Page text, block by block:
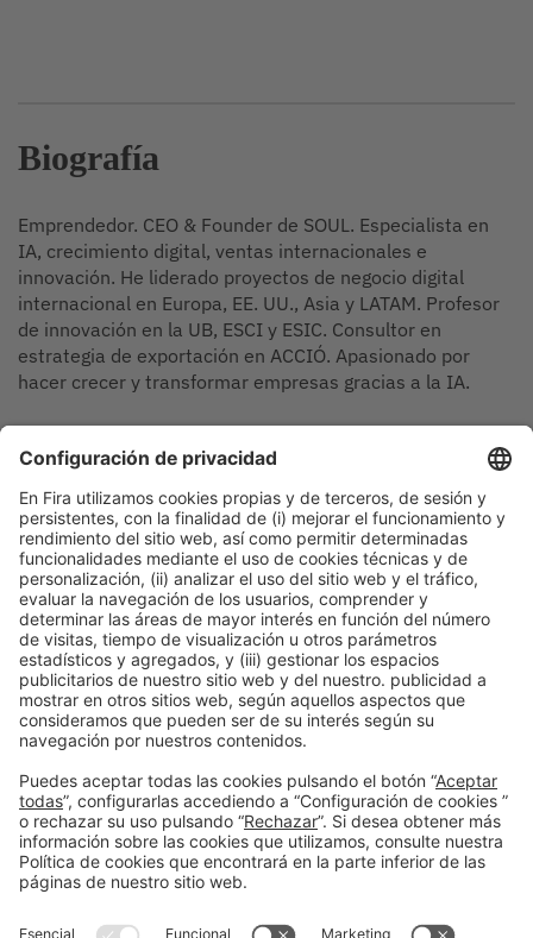
Biografía
Emprendedor. CEO & Founder de SOUL. Especialista en
IA, crecimiento digital, ventas internacionales e
innovación. He liderado proyectos de negocio digital
internacional en Europa, EE. UU., Asia y LATAM. Profesor
de innovación en la UB, ESCI y ESIC. Consultor en
estrategia de exportación en ACCIÓ. Apasionado por
hacer crecer y transformar empresas gracias a la IA.
Sesiones
16:30h
CONFERENCIA | BIZBARCELONA 2025 ESTRATEGIA
Internacionalización
inteligente: IA, omnicanalidad y
crecimiento global
#Innovación y nuevos modelos de negocio
Jue 16 16:30h - 17:00h